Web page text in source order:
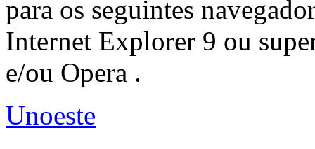
para os seguintes
Internet Explorer 9 ou
e/ou Opera .
Unoeste